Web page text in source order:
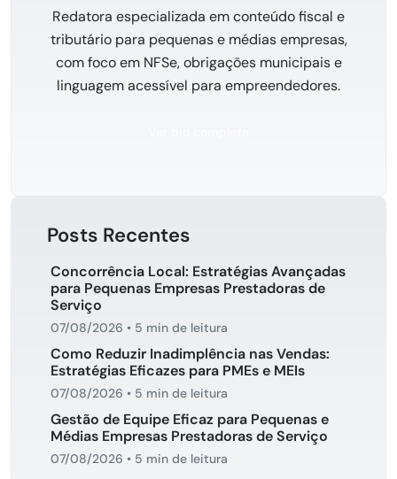
Redatora especializada em conteúdo fiscal e
tributário para pequenas e médias empresas,
com foco em NFSe, obrigações municipais e
linguagem acessível para empreendedores.
Posts Recentes
Concorrência Local: Estratégias Avançadas
para Pequenas Empresas Prestadoras de
Serviço
07/08/2026 • 5 min de leitura
Como Reduzir Inadimplência nas Vendas:
Estratégias Eficazes para PMEs e MEIs
07/08/2026 • 5 min de leitura
Gestão de Equipe Eficaz para Pequenas e
Médias Empresas Prestadoras de Serviço
07/08/2026 • 5 min de leitura